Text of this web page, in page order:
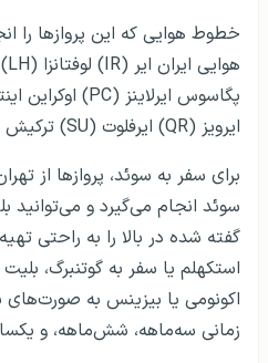
خطوط هوایی که این پروازها را
ایرویز (QR) ایرفلوت (SU) ترکیش ایرلاینز (TK) هستند.
برای سفر به سوئد، پروازها از
سوئد انجام می‌گیرد و می‌توانید
گفته شده در بالا را به راحتی
استکهلم یا سفر به گوتنبرگ،
اکونومی یا بیزینس به
زمانی سه‌ماهه، شش‌ماهه، و